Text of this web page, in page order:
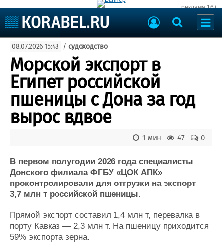
реклама 16+
Судоходство
Судоремонт
События
Пресс-релизы
Порты
Яхты и катера
Еще
Пульс
Новости
Компании
Репутация
Крюинг
Журнал
Реклама
Доска объявлений
Продажа флота
Оборудование
Изделия
Услуги
08.07.2026 15:48 / судоходство
Морской экспорт в
Египет российской
пшеницы с Дона за год
вырос вдвое
0
47
1 мин
В первом полугодии 2026 года специалисты
Донского филиала ФГБУ «ЦОК АПК»
проконтролировали для отгрузки на экспорт
3,7 млн т российской пшеницы.
Прямой экспорт составил 1,4 млн т, перевалка в
порту Кавказ — 2,3 млн т. На пшеницу приходится
59% экспорта зерна.